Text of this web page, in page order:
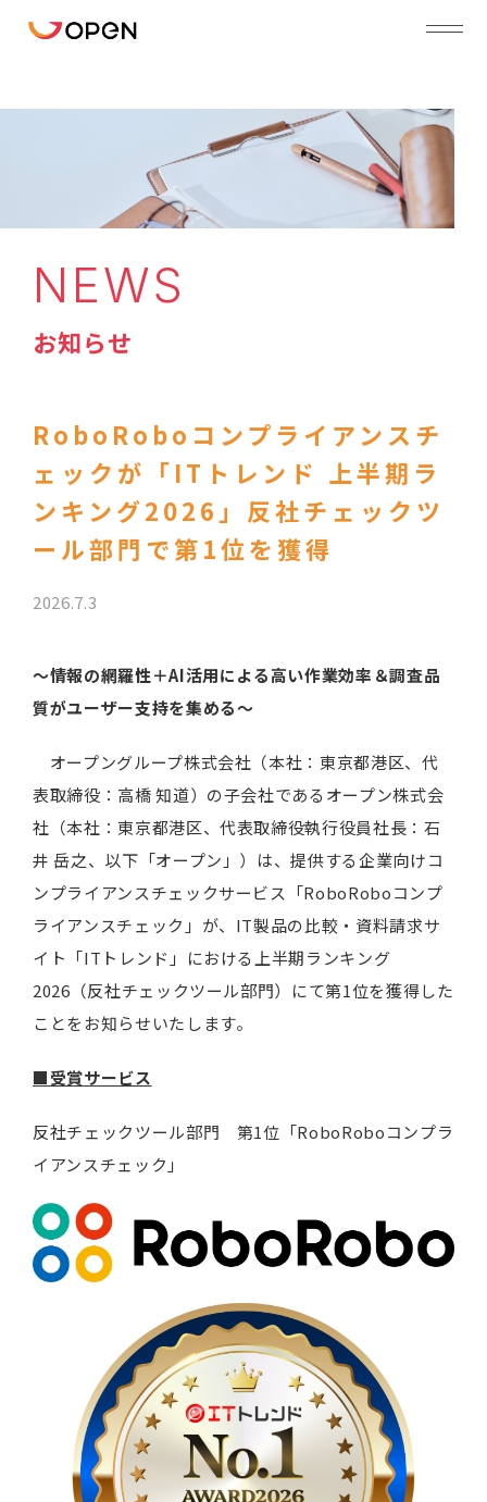
NEWS
お知らせ
RoboRoboコンプライアンスチ
ェックが「ITトレンド 上半期ラ
ンキング2026」反社チェックツ
ール部門で第1位を獲得
2026.7.3
～情報の網羅性＋AI活用による高い作業効率＆調査品
質がユーザー支持を集める～
オープングループ株式会社（本社：東京都港区、代
表取締役：高橋 知道）の子会社であるオープン株式会
社（本社：東京都港区、代表取締役執行役員社長：石
井 岳之、以下「オープン」）は、提供する企業向けコ
ンプライアンスチェックサービス「RoboRoboコンプ
ライアンスチェック」が、IT製品の比較・資料請求サ
イト「ITトレンド」における上半期ランキング
2026（反社チェックツール部門）にて第1位を獲得した
ことをお知らせいたします。
■受賞サービス
反社チェックツール部門 第1位「RoboRoboコンプラ
イアンスチェック」